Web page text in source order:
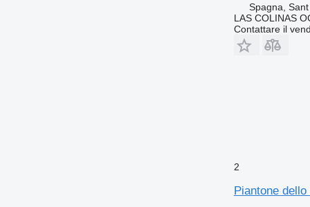
Spagna,
LAS COLINAS
Contattare il
2
Piantone